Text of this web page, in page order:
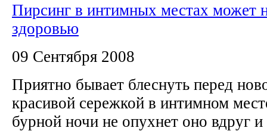
Пирсинг в интимных местах может
здоровью
09 Сентября 2008
Приятно бывает блеснуть перед
красивой сережкой в интимном
бурной ночи не опухнет оно вдруг